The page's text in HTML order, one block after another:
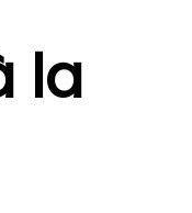
la